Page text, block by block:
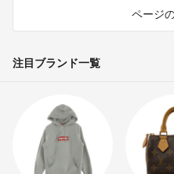
ページ
注目ブランド一覧